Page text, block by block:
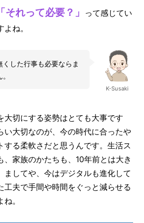
「それって必要？」
って感じてい
ね。
K-Susaki
した行事も必要ならま
大切にする姿勢はとても大事です
い大切なのが、今の時代に合ったや
する柔軟さだと思うんです。生活ス
、家族のかたちも、10年前とは大き
ましてや、今はデジタルも進化して
工夫で手間や時間をぐっと減らせる
。